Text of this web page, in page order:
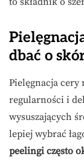
dbać o
Pielęgnacja cery
regularności i
wysuszających
lepiej wybrać
peelingi często